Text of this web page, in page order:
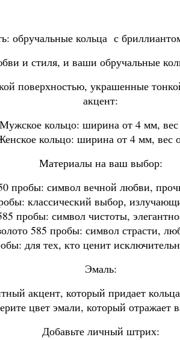
обручальные кольца с
и стиля, и ваши обручальные
поверхностью, украшенные
акцент:
кольцо: ширина от 4 мм, вес
кольцо: ширина от 4 мм, вес
Материалы на ваш выбор:
пробы: символ вечной любви,
классический выбор,
пробы: символ чистоты,
585 пробы: символ страсти,
для тех, кто ценит
Эмаль:
акцент, который придает
цвет эмали, который отражает
Добавьте личный штрих: